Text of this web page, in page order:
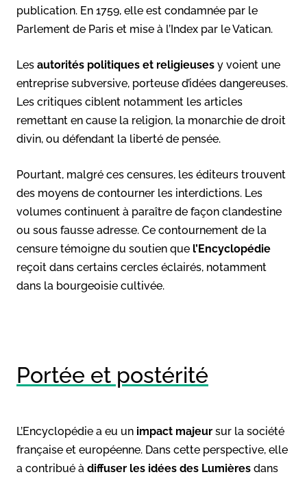
publication. En 1759, elle est condamnée par le
Parlement de Paris et mise à l’Index par le Vatican.
Les autorités politiques et religieuses y voient une
entreprise subversive, porteuse d’idées dangereuses.
Les critiques ciblent notamment les articles
remettant en cause la religion, la monarchie de droit
divin, ou défendant la liberté de pensée.
Pourtant, malgré ces censures, les éditeurs trouvent
des moyens de contourner les interdictions. Les
volumes continuent à paraître de façon clandestine
ou sous fausse adresse. Ce contournement de la
censure témoigne du soutien que l’Encyclopédie
reçoit dans certains cercles éclairés, notamment
dans la bourgeoisie cultivée.
Portée et postérité
L’Encyclopédie a eu un impact majeur sur la société
française et européenne. Dans cette perspective, elle
a contribué à diffuser les idées des Lumières dans